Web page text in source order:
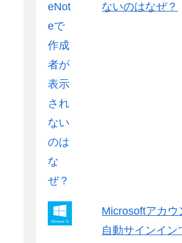
ないのはなぜ？
Microsoftアカウ
自動サインイン